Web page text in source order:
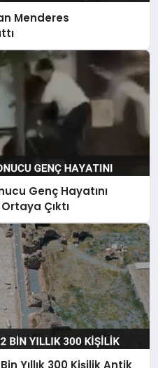
Menderes
Genç Hayatını
Çıktı
Yıllık 300 Kişilik Antik